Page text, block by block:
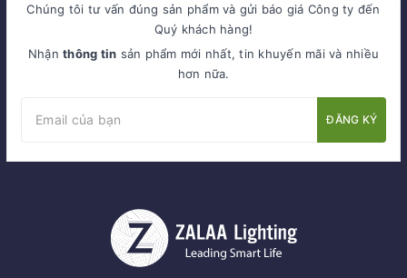
Chúng tôi tư vấn đúng sản phẩm và gửi báo giá Công ty đến
Quý khách hàng!
Nhậnthông tin sản phẩm mới nhất, tin khuyến mãi và nhiều
hơn nữa.
ĐĂNG KÝ